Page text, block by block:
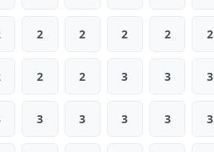
2 2 2 2 2
2 2 3 3 3
3 3 3 3 3